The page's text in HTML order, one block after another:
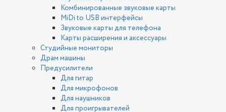
Комбинированные звуковые карты
MiDi to USB интерфейсы
Звуковые карты для телефона
Карты расширения и аксессуары
Студийные мониторы
Драм машины
Предусилители
Для гитар
Для микрофонов
Для наушников
Для проигрывателей